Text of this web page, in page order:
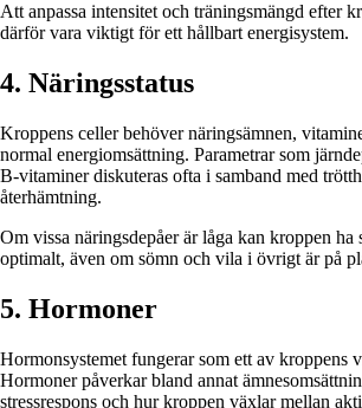
Att anpassa intensitet och träningsmängd efter
därför vara viktigt för ett hållbart energisystem.
4. Näringsstatus
Kroppens celler behöver näringsämnen,
normal energiomsättning. Parametrar som
B-vitaminer diskuteras ofta i samband med
återhämtning.
Om vissa näringsdepåer är låga kan kroppen ha
optimalt, även om sömn och vila i övrigt är på
5. Hormoner
Hormonsystemet fungerar som ett av kroppens
Hormoner påverkar bland annat
stressrespons och hur kroppen växlar mellan